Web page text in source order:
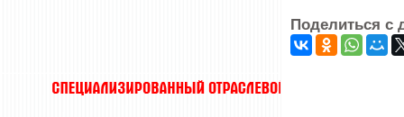
Поделиться с